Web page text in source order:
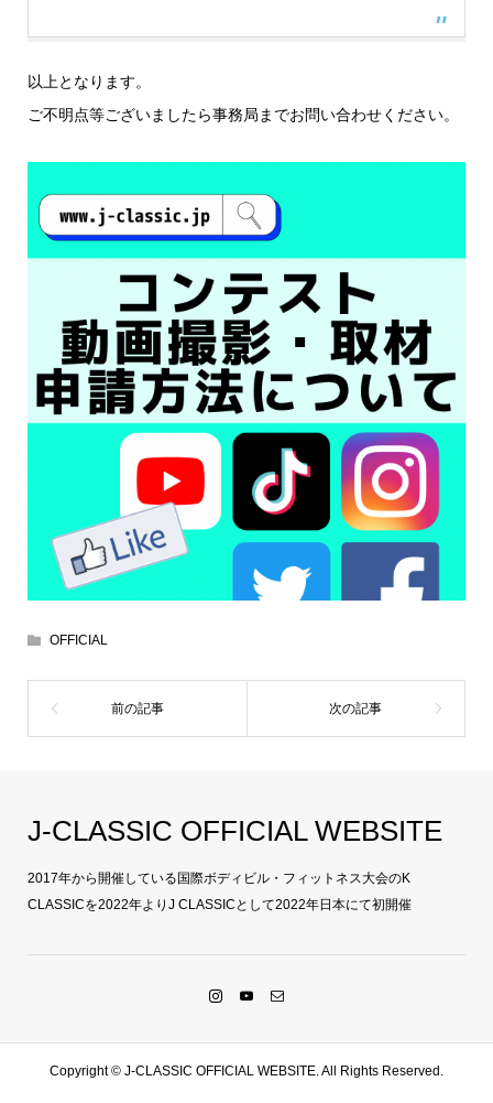
以上となります。
ご不明点等ございましたら事務局までお問い合わせください。
OFFICIAL
J-CLASSIC OFFICIAL WEBSITE
2017年から開催している国際ボディビル・フィットネス大会のK
CLASSICを2022年よりJ CLASSICとして2022年日本にて初開催
Copyright © J-CLASSIC OFFICIAL WEBSITE. All Rights Reserved.